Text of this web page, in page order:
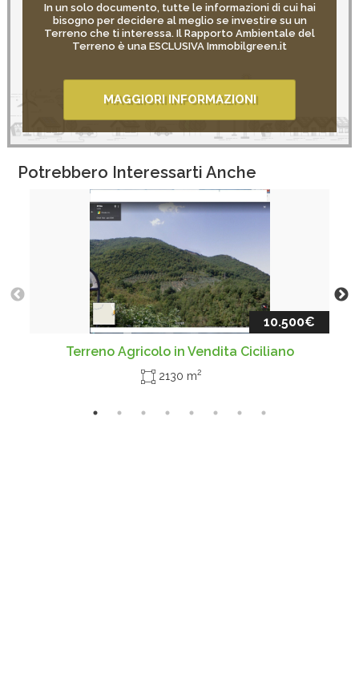
In un solo documento, tutte le informazioni di cui hai
bisogno per decidere al meglio se investire su un
Terreno che ti interessa. Il Rapporto Ambientale del
Terreno è una ESCLUSIVA Immobilgreen.it
MAGGIORI INFORMAZIONI
Potrebbero Interessarti Anche
10.500€
Terreno Agricolo in Vendita Ciciliano
2130 m2